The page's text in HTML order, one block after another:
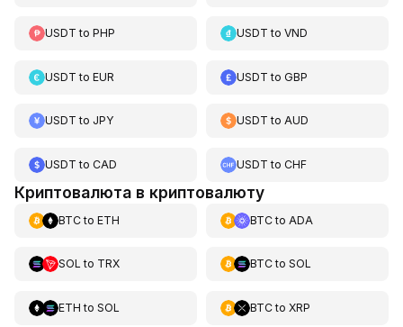
USDT to PHP USDT toVND
USDT to EUR USDT toGBP
USDT to JPY USDT toAUD
USDT to CAD USDT toCHF
Криптовалюта в криптовалюту
BTCto ETH BTCto ADA
SOL to TRX BTCto SOL
ETH to SOL BTCto XRP